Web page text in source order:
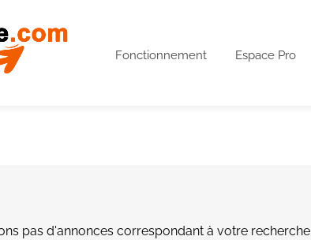
Fonctionnement Espace Pro
pas d'annonces correspondant à votre recherche